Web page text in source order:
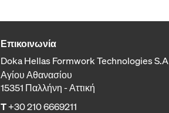
Επικοινωνία
Doka Hellas Formwork Technologies S.A
Αγίου Αθανασίου
15351 Παλλήνη - Αττική
T+30 210 6669211